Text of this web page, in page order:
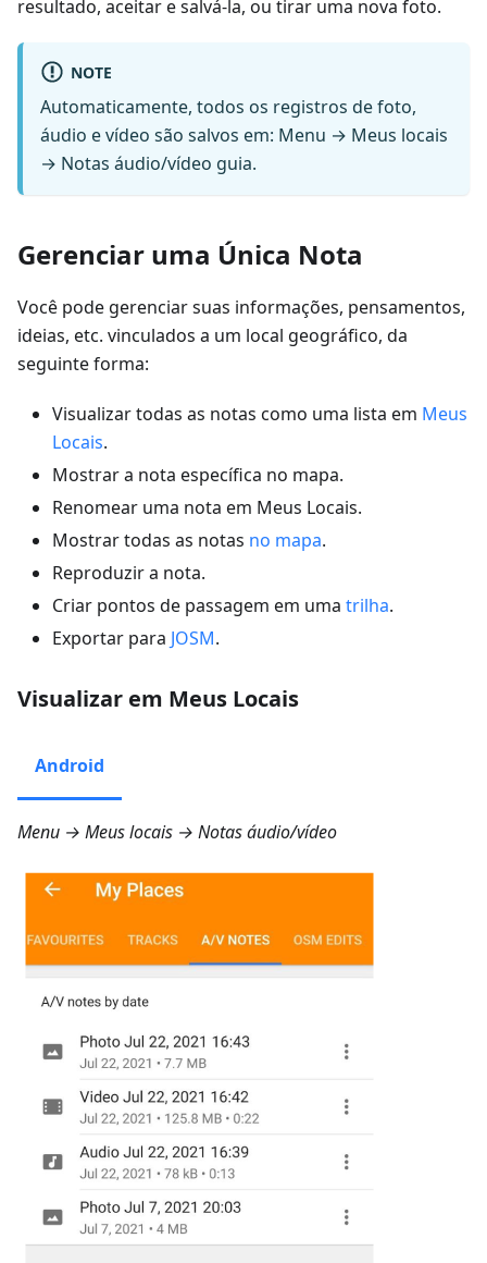
resultado, aceitar e salvá-la, ou tirar uma nova foto.
NOTE
Automaticamente, todos os registros de foto,
áudio e vídeo são salvos em: Menu → Meus locais
→ Notas áudio/vídeo guia.
Gerenciar uma Única Nota
Você pode gerenciar suas informações, pensamentos,
ideias, etc. vinculados a um local geográfico, da
seguinte forma:
Visualizar todas as notas como uma lista em Meus
Locais.
Mostrar a nota específica no mapa.
Renomear uma nota em Meus Locais.
Mostrar todas as notas no mapa.
Reproduzir a nota.
Criar pontos de passagem em uma trilha.
Exportar para JOSM.
Visualizar em Meus Locais
Android
Menu → Meus locais → Notas áudio/vídeo